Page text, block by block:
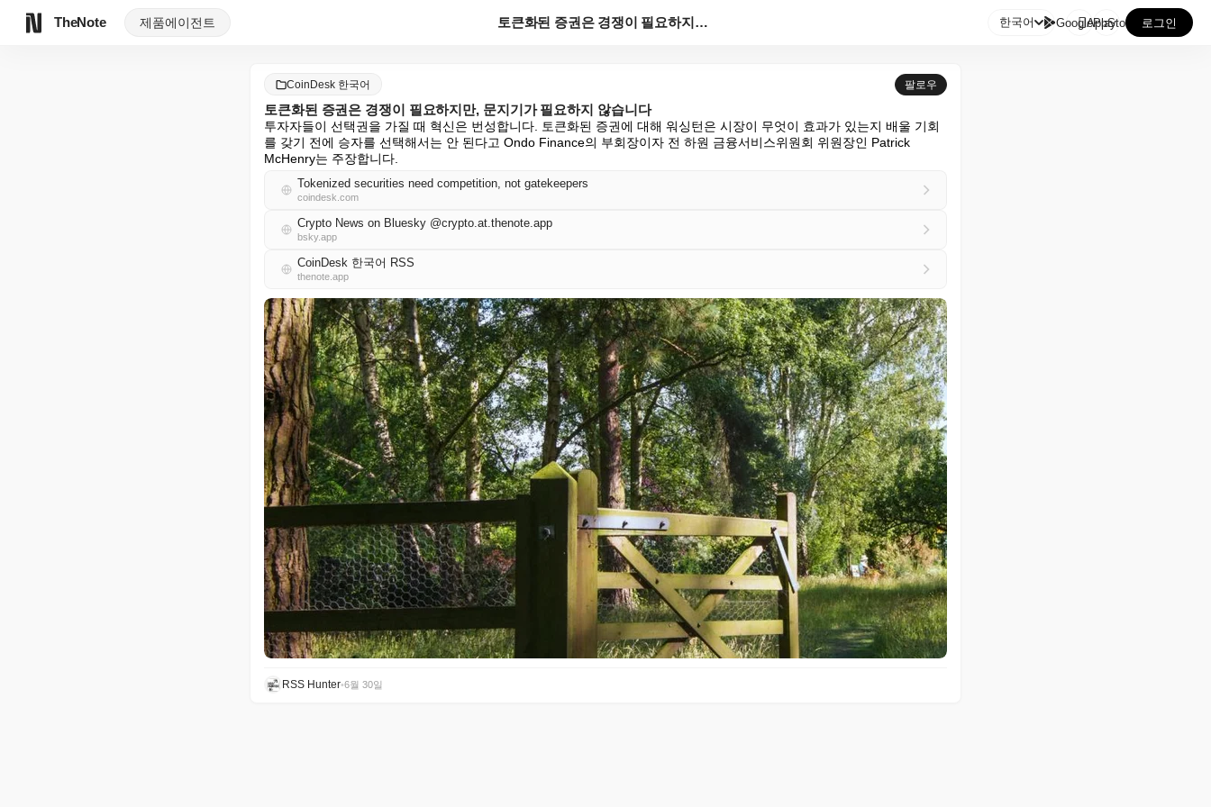
TheNote 제품에이전트 토큰화된 증권은 경쟁이 필요하지만, 문지기가 필요하지 ... 한국어 GooglePlay
AppStore 로그인
CoinDesk 한국어 팔로우
토큰화된 증권은 경쟁이 필요하지만, 문지기가 필요하지 않습니다
투자자들이 선택권을 가질 때 혁신은 번성합니다. 토큰화된 증권에 대해 워싱턴은 시장이 무엇이 효과가 있는지 배울 기회
를 갖기 전에 승자를 선택해서는 안 된다고 Ondo Finance의 부회장이자 전 하원 금융서비스위원회 위원장인 Patrick
McHenry는 주장합니다.
Tokenized securities need competition, not gatekeepers
coindesk.com
Crypto News on Bluesky @crypto.at.thenote.app
bsky.app
CoinDesk 한국어 RSS
thenote.app
RSS Hunter•6월 30일